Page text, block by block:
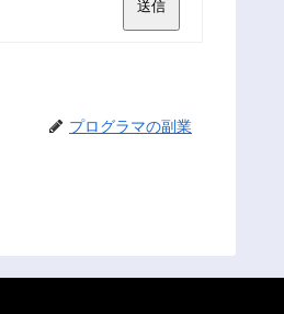
送信
プログラマの副業